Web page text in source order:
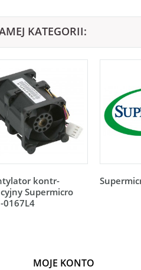
KATEGORII:
kontr-
Supermicro
0167L4
MOJE KONTO